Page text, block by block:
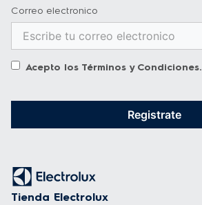
Correo electronico
Acepto los Términos y Condiciones.
Registrate
Tienda Electrolux